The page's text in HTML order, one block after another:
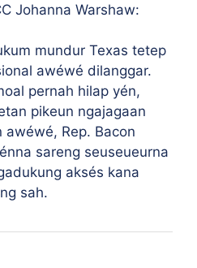
Johanna Warshaw:
mundur Texas tetep
awéwé dilanggar.
pernah hilap yén,
pikeun ngajagaan
Rep. Bacon
sareng seuseueurna
aksés kana
sah.